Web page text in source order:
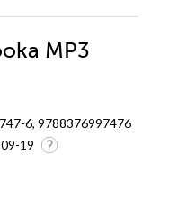
MP3
6, 9788376997476
19